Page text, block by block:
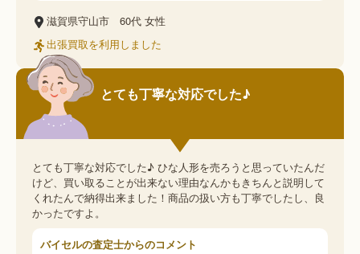
滋賀県守山市 60代 女性
出張買取を利用しました
とても丁寧な対応でした♪
とても丁寧な対応でした♪ ひな人形を売ろうと思っていたんだ
けど、買い取ることが出来ない理由なんかもきちんと説明して
くれたんで納得出来ました！商品の扱い方も丁寧でしたし、良
かったですよ。
バイセルの査定士からのコメント